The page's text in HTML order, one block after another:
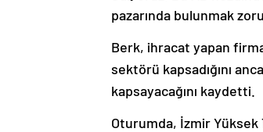
pazarında bulunmak
Berk, ihracat yapan
sektörü kapsadığını
kapsayacağını kaydetti.
Oturumda, İzmir